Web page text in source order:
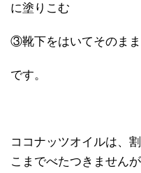
に塗りこむ
③靴下をはいてそのま
です。
ココナッツオイルは、
こまでべたつきません